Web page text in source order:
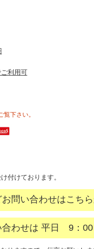
利用可
下さい。
付けております。
お問い合わせはこち
合わせは 平日 9：